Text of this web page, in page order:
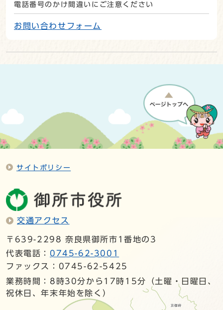
電話番号のかけ間違いにご注意ください
お問い合わせフォーム
サイトポリシー
交通アクセス
〒639-2298 奈良県御所市1番地の3
代表電話： 0745-62-3001
ファックス：0745-62-5425
業務時間：8時30分から17時15分（土曜・日曜日、
祝休日、年末年始を除く）